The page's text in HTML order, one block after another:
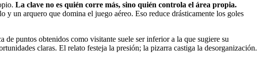
La clave no es quién corre más, sino quién controla el área propia.
un arquero que domina el juego aéreo. Eso reduce drásticamente los goles
puntos obtenidos como visitante suele ser inferior a la que sugiere su
claras. El relato festeja la presión; la pizarra castiga la desorganización.